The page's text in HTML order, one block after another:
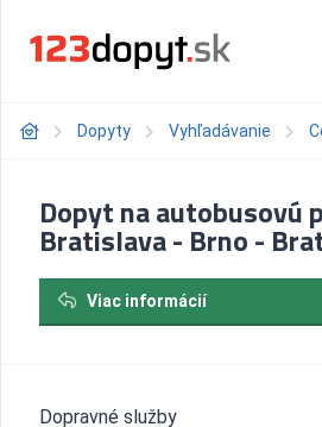
Dopyty Vyhľadávanie
Dopyt na autobusovú
Bratislava - Brno -
Viac informácií
Dopravné služby